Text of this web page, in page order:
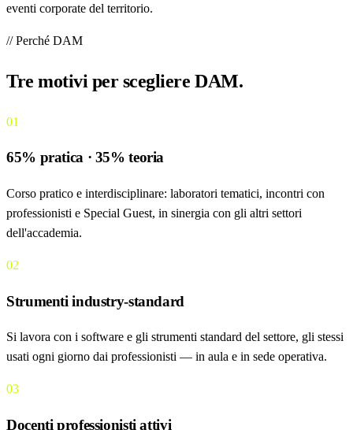
eventi corporate del territorio.
// Perché DAM
Tre motivi perscegliere DAM.
01
65% pratica · 35% teoria
Corso pratico e interdisciplinare: laboratori tematici, incontri con
professionisti e Special Guest, in sinergia con gli altri settori
dell'accademia.
02
Strumenti industry-standard
Si lavora con i software e gli strumenti standard del settore, gli stessi
usati ogni giorno dai professionisti — in aula e in sede operativa.
03
Docenti professionisti attivi